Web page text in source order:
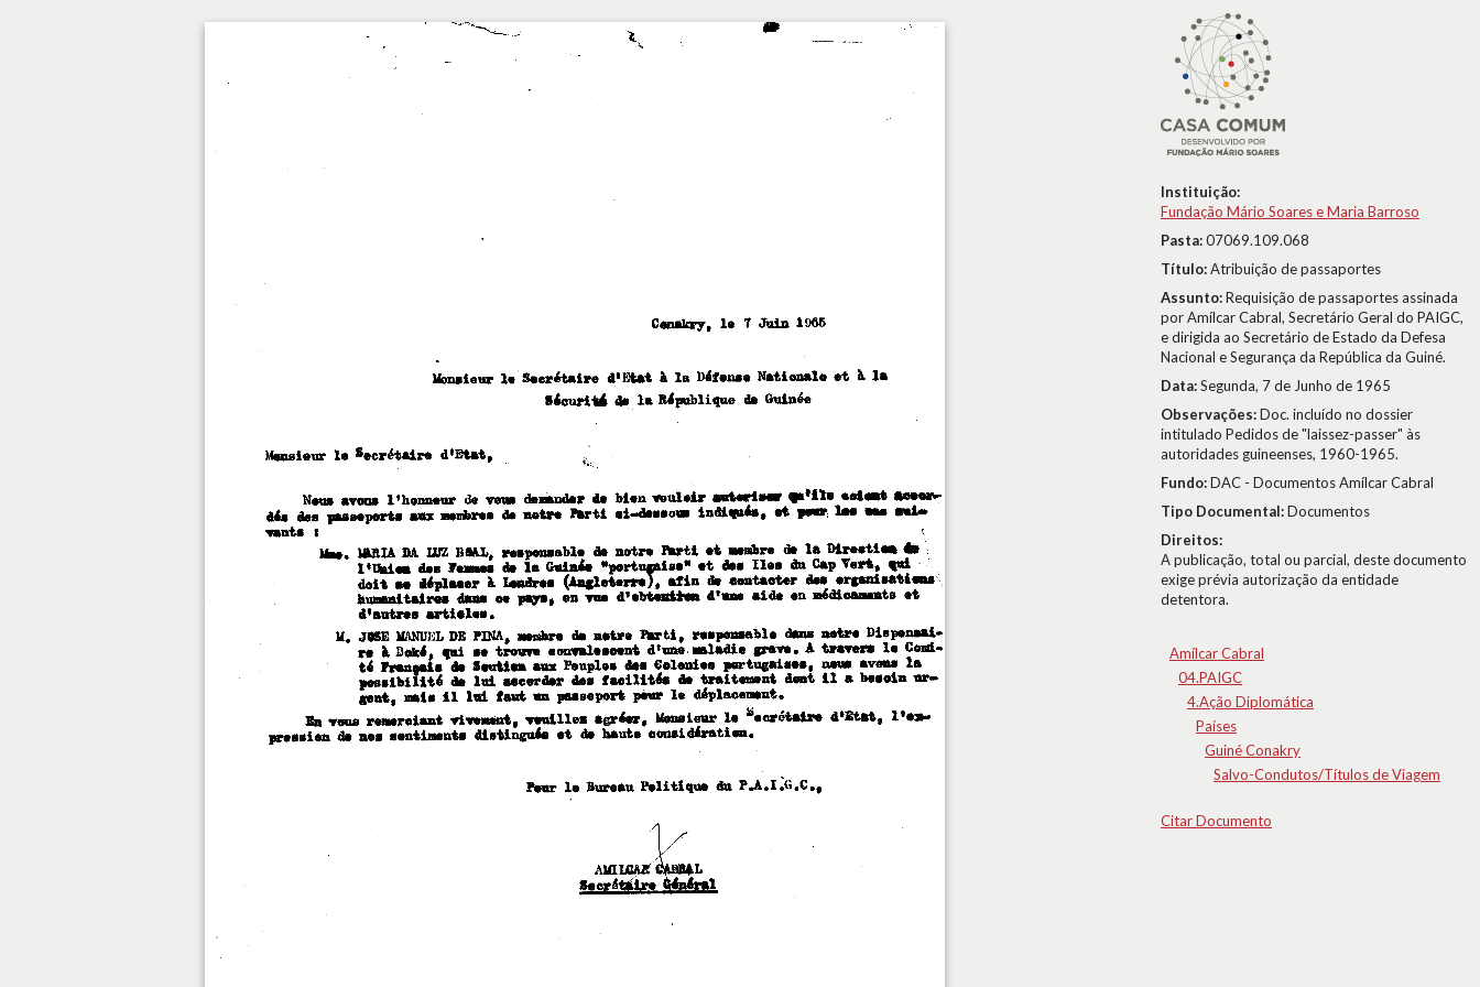
Instituição:
Fundação Mário Soares e Maria Barroso
Pasta:07069.109.068
Título:Atribuição de passaportes
Assunto:Requisição de passaportes assinada
por Amílcar Cabral, Secretário Geral do PAIGC,
e dirigida ao Secretário de Estado da Defesa
Nacional e Segurança da República da Guiné.
Data:Segunda, 7 de Junho de 1965
Observações:Doc. incluído no dossier
intitulado Pedidos de "laissez-passer" às
autoridades guineenses, 1960-1965.
Fundo:DAC - Documentos Amílcar Cabral
Tipo Documental:Documentos
Direitos:
A publicação, total ou parcial, deste documento
exige prévia autorização da entidade
detentora.
Amílcar Cabral
04.PAIGC
4.Ação Diplomática
Países
Guiné Conakry
Salvo-Condutos/Títulos de Viagem
Citar Documento